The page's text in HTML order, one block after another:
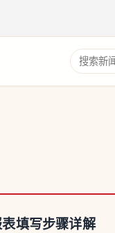
搜索新闻
填写步骤详解